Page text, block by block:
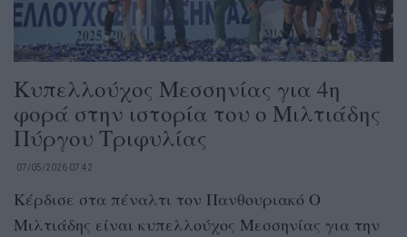
Κυπελλούχος Μεσσηνίας για 4η
φορά στην ιστορία του ο Μιλτιάδης
Πύργου Τριφυλίας
07/05/2026 07:42
Κέρδισε στα πέναλτι τον Πανθουριακό Ο
Μιλτιάδης είναι κυπελλούχος Μεσσηνίας για την